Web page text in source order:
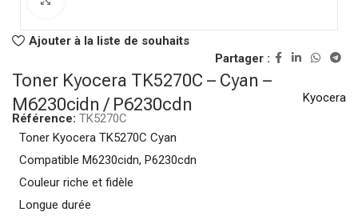
Ajouter à la liste de souhaits
Partager :
Toner Kyocera TK5270C – Cyan –
M6230cidn / P6230cdn
Référence: TK5270C
Kyocera
Toner Kyocera TK5270C Cyan
Compatible M6230cidn, P6230cdn
Couleur riche et fidèle
Longue durée